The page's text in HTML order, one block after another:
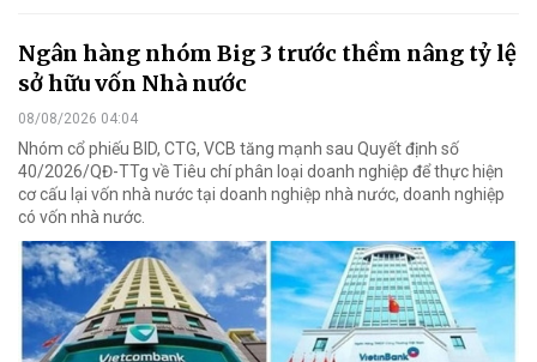
Ngân hàng nhóm Big 3 trước thềm nâng tỷ lệ
sở hữu vốn Nhà nước
08/08/2026 04:04
Nhóm cổ phiếu BID, CTG, VCB tăng mạnh sau Quyết định số
40/2026/QĐ-TTg về Tiêu chí phân loại doanh nghiệp để thực hiện
cơ cấu lại vốn nhà nước tại doanh nghiệp nhà nước, doanh nghiệp
có vốn nhà nước.